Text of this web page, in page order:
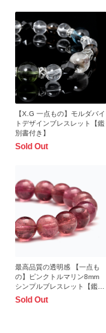
【X.G 一点もの】モルダバイ
トデザインブレスレット【鑑
別書付き】
Sold Out
最高品質の透明感 【一点も
の】ピンクトルマリン8mm
シンプルブレスレット【鑑別
書付き】
Sold Out